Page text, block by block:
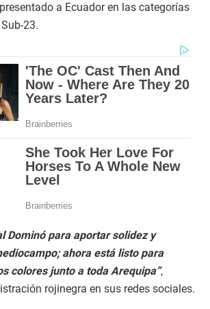
a Ecuador en las categorías
23.
Dominó para aportar solidez y
ahora está listo para
colores junto a toda Arequipa”,
rojinegra en sus redes sociales.